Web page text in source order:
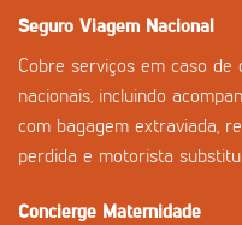
Seguro Viagem Nacional
Cobre serviços em caso de
nacionais, incluindo
com bagagem extraviada,
perdida e motorista
Concierge Maternidade